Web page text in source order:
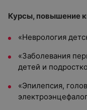
Курсы, повышение
«Неврология
«Заболевания
детей и
«Эпилепсия,